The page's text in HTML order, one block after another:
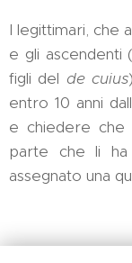
I legittimari, che
e gli ascendenti
figli del de cuius
entro 10 anni
e chiedere che
parte che li
assegnato una